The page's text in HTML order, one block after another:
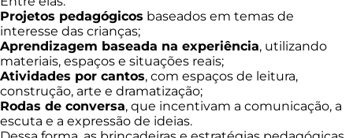
Projetos pedagógicos baseados em temas de
interesse das crianças;
Aprendizagem baseada na experiência, utilizando
materiais, espaços e situações reais;
Atividades por cantos, com espaços de leitura,
construção, arte e dramatização;
Rodas de conversa, que incentivam a comunicação, a
escuta e a expressão de ideias.